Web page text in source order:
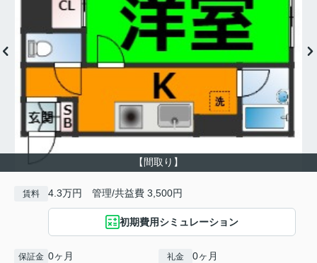
【間取り】
賃料 4.3万円 管理/共益費 3,500円
初期費用シミュレーション
保証金 0ヶ月 礼金 0ヶ月